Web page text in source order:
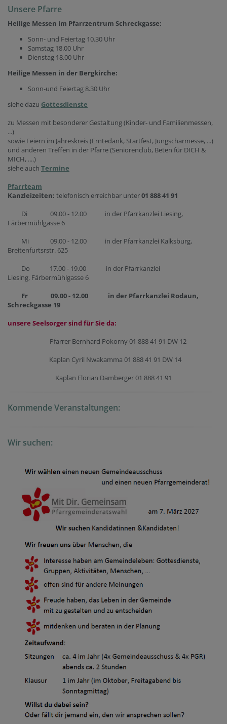
Unsere Pfarre
Heilige Messen im Pfarrzentrum Schreckgasse:
Sonn- und Feiertag 10.30 Uhr
Samstag 18.00 Uhr
Dienstag 18.00 Uhr
Heilige Messen in der Bergkirche:
Sonn-und Feiertag 8.30 Uhr
siehe dazu Gottesdienste
zu Messen mit besonderer Gestaltung (Kinder- und Familienmessen,
...)
sowie Feiern im Jahreskreis (Erntedank, Startfest, Jungscharmesse, ...)
und anderen Treffen in der Pfarre (Seniorenclub, Beten für DICH &
MICH, ....)
siehe auch Termine
Pfarrteam
Kanzleizeiten: telefonisch erreichbar unter01 888 41 91
Di 09.00 - 12.00 in der Pfarrkanzlei Liesing,
Färbermühlgasse 6
Mi 09.00 - 12.00 in der Pfarrkanzlei Kalksburg,
Breitenfurtsrstr. 625
Do 17.00 - 19.00 in der Pfarrkanzlei
Liesing, Färbermühlgasse 6
Fr 09.00 - 12.00 in der Pfarrkanzlei Rodaun,
Schreckgasse 19
unsere Seelsorger sind für Sie da:
Pfarrer Bernhard Pokorny 01 888 41 91 DW 12
Kaplan Cyril Nwakamma 01 888 41 91 DW 14
Kaplan Florian Damberger 01 888 41 91
Kommende Veranstaltungen:
Wir suchen: